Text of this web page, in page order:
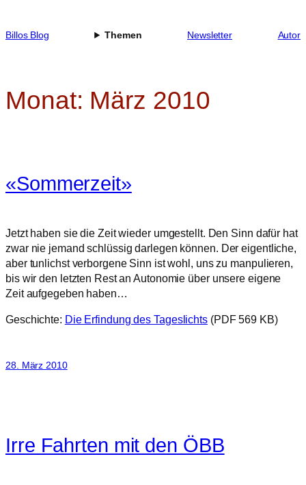
springen
Billos Blog Themen Newsletter Autor
Monat: März 2010
«Sommerzeit»
Jetzt haben sie die Zeit wieder umgestellt. Den Sinn dafür hat
zwar nie jemand schlüssig darlegen können. Der eigentliche,
aber tunlichst verborgene Sinn ist wohl, uns zu manpulieren,
bis wir den letzten Rest an Autonomie über unsere eigene
Zeit aufgegeben haben…
Geschichte: Die Erfindung des Tageslichts(PDF 569 KB)
28. März 2010
Irre Fahrten mit den ÖBB